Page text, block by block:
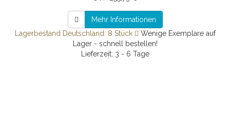
Mehr Informationen
Lagerbestand Deutschland: 8 Stück
Wenige Exemplare auf
Lager - schnell bestellen!
Lieferzeit: 3 - 6 Tage